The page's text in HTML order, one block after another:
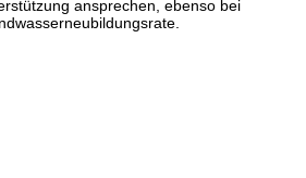
ansprechen, ebenso bei